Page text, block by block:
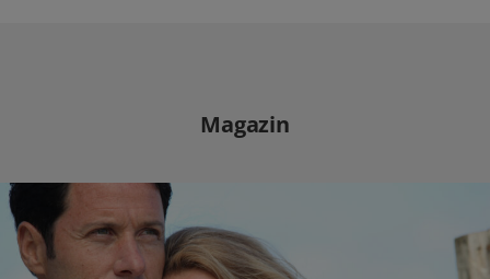
Magazin